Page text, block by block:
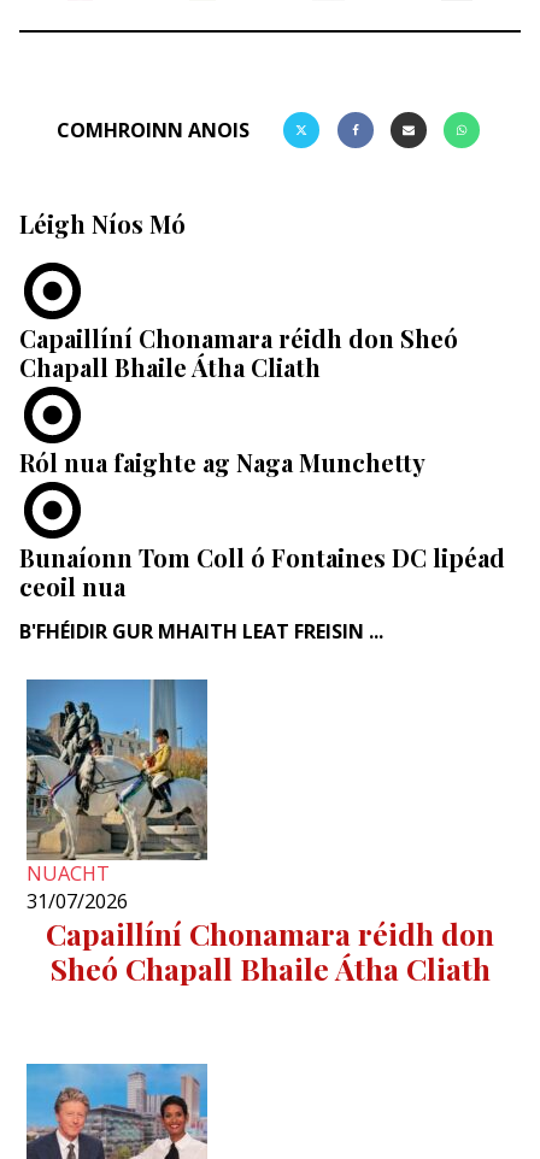
COMHROINN ANOIS
Léigh Níos Mó
Capaillíní Chonamara réidh don Sheó
Chapall Bhaile Átha Cliath
Ról nua faighte ag Naga Munchetty
Bunaíonn Tom Coll ó Fontaines DC lipéad
ceoil nua
B'FHÉIDIR GUR MHAITH LEAT FREISIN ...
NUACHT
31/07/2026
Capaillíní Chonamara réidh don
Sheó Chapall Bhaile Átha Cliath